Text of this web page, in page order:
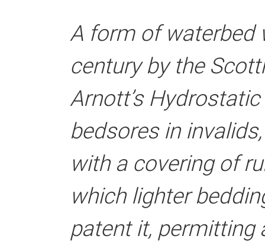
A form of waterbed
century by the
Arnott’s
bedsores in
with a covering of
which lighter
patent it, permitting